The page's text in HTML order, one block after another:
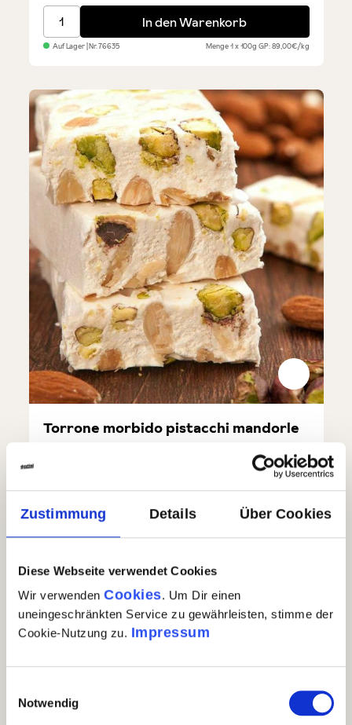
Zustimmung Details Über Cookies
Diese Webseite verwendet Cookies
Wir verwenden Cookies. Um Dir einen
uneingeschränkten Service zu gewährleisten, stimme der
Cookie-Nutzung zu. Impressum
Notwendig
Pistazienkrokant aus Sizilien
In den Warenkorb
Auf Lager| Nr.76635 Menge1 x 100gGP: 89,00€/kg
Durchschnittliche Bewertung von 5 von 5 Sternen
Torrone morbido pistacchi mandorle
11,90 €
In den Warenkorb